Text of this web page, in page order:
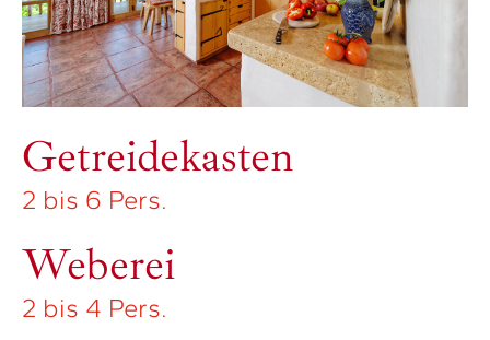
Töpferei
2 bis 4 Pers.
Getreidekasten
2 bis 6 Pers.
Weberei
2 bis 4 Pers.